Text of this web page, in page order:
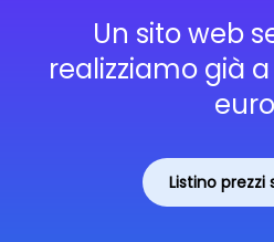
Un sito web
realizziamo già
Listino prezzi